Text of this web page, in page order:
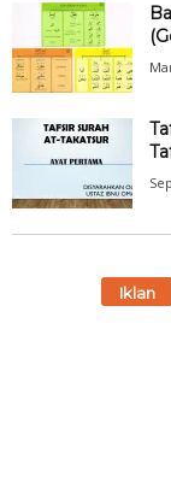
Iklan